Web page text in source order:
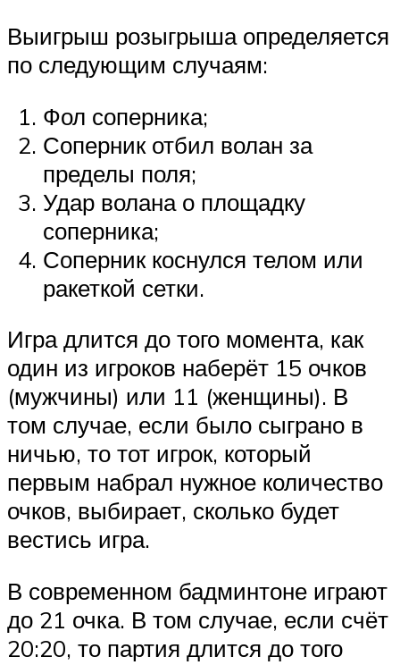
Выигрыш розыгрыша определяется
по следующим случаям:
Фол соперника;
Соперник отбил волан за
пределы поля;
Удар волана о площадку
соперника;
Соперник коснулся телом или
ракеткой сетки.
Игра длится до того момента, как
один из игроков наберёт 15 очков
(мужчины) или 11 (женщины). В
том случае, если было сыграно в
ничью, то тот игрок, который
первым набрал нужное количество
очков, выбирает, сколько будет
вестись игра.
В современном бадминтоне играют
до 21 очка. В том случае, если счёт
20:20, то партия длится до того